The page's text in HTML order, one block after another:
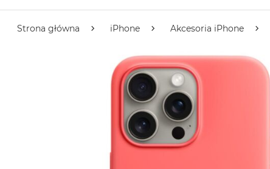
Strona główna iPhone Akcesoria iPhone